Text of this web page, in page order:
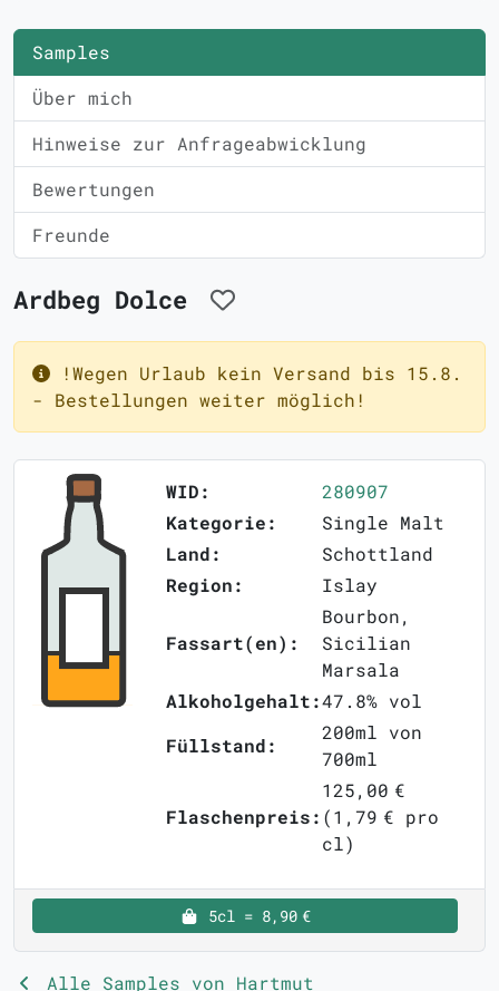
Samples
Über mich
Hinweise zur Anfrageabwicklung
Bewertungen
Freunde
Ardbeg Dolce
!Wegen Urlaub kein Versand bis 15.8.
- Bestellungen weiter möglich!
WID:
280907
Kategorie:
Single Malt
Land:
Schottland
Region:
Islay
Fassart(en):
Bourbon,
Sicilian
Marsala
Alkoholgehalt:47.8% vol
Füllstand:
200ml von
700ml
Flaschenpreis:
125,00 €
(1,79 € pro
cl)
5cl = 8,90 €
Alle Samples von Hartmut